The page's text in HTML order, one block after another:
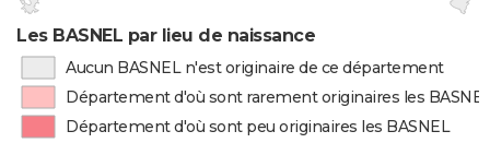
Les BASNEL par lieu de naissance
Aucun BASNEL n'est originaire de ce département
Département d'où sont rarement originaires les
Département d'où sont peu originaires les BASNEL